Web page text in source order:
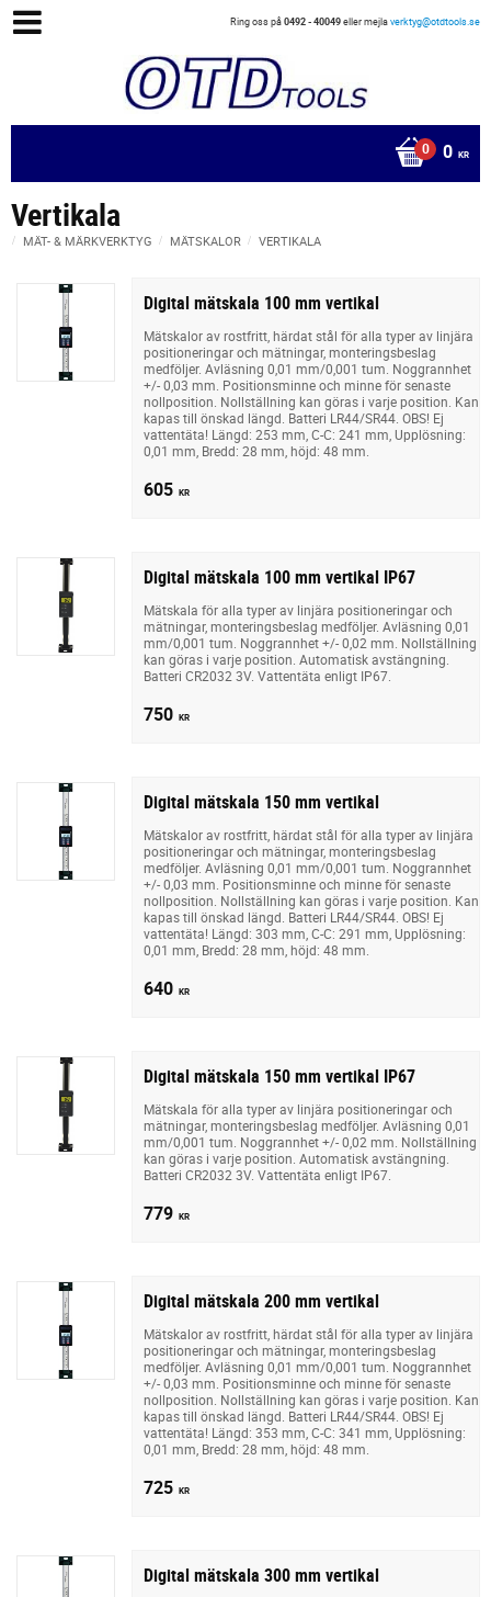
Ring oss på0492 - 40049eller mejlaverktyg@otdtools.se
0 KR
Vertikala
MÄT- & MÄRKVERKTYG MÄTSKALOR VERTIKALA
Digital mätskala 100 mm vertikal
Mätskalor av rostfritt, härdat stål för alla typer av linjära
positioneringar och mätningar, monteringsbeslag
medföljer. Avläsning 0,01 mm/0,001 tum. Noggrannhet
+/- 0,03 mm. Positionsminne och minne för senaste
nollposition. Nollställning kan göras i varje position. Kan
kapas till önskad längd. Batteri LR44/SR44. OBS! Ej
vattentäta! Längd: 253 mm, C-C: 241 mm, Upplösning:
0,01 mm, Bredd: 28 mm, höjd: 48 mm.
605 KR
Digital mätskala 100 mm vertikal IP67
Mätskala för alla typer av linjära positioneringar och
mätningar, monteringsbeslag medföljer. Avläsning 0,01
mm/0,001 tum. Noggrannhet +/- 0,02 mm. Nollställning
kan göras i varje position. Automatisk avstängning.
Batteri CR2032 3V. Vattentäta enligt IP67.
750 KR
Digital mätskala 150 mm vertikal
Mätskalor av rostfritt, härdat stål för alla typer av linjära
positioneringar och mätningar, monteringsbeslag
medföljer. Avläsning 0,01 mm/0,001 tum. Noggrannhet
+/- 0,03 mm. Positionsminne och minne för senaste
nollposition. Nollställning kan göras i varje position. Kan
kapas till önskad längd. Batteri LR44/SR44. OBS! Ej
vattentäta! Längd: 303 mm, C-C: 291 mm, Upplösning:
0,01 mm, Bredd: 28 mm, höjd: 48 mm.
640 KR
Digital mätskala 150 mm vertikal IP67
Mätskala för alla typer av linjära positioneringar och
mätningar, monteringsbeslag medföljer. Avläsning 0,01
mm/0,001 tum. Noggrannhet +/- 0,02 mm. Nollställning
kan göras i varje position. Automatisk avstängning.
Batteri CR2032 3V. Vattentäta enligt IP67.
779 KR
Digital mätskala 200 mm vertikal
Mätskalor av rostfritt, härdat stål för alla typer av linjära
positioneringar och mätningar, monteringsbeslag
medföljer. Avläsning 0,01 mm/0,001 tum. Noggrannhet
+/- 0,03 mm. Positionsminne och minne för senaste
nollposition. Nollställning kan göras i varje position. Kan
kapas till önskad längd. Batteri LR44/SR44. OBS! Ej
vattentäta! Längd: 353 mm, C-C: 341 mm, Upplösning:
0,01 mm, Bredd: 28 mm, höjd: 48 mm.
725 KR
Digital mätskala 300 mm vertikal